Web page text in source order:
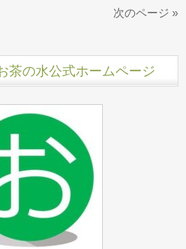
次のページ »
茶の水公式ホームページ